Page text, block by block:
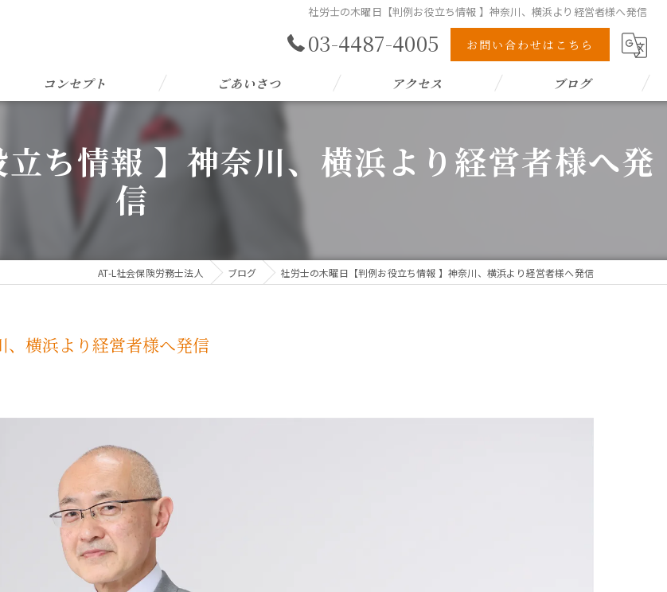
社労士の木曜日【判例お役立ち情報 】神奈川、横浜より経営者様へ発信
03-4487-4005 お問い合わせはこちら
コンセプト ごあいさつ アクセス ブログ
ち情報 】神奈川、横浜より経営者様へ発
信
AT-L社会保険労務士法人 ブログ 社労士の木曜日【判例お役立ち情報 】神奈川、横浜より経営者様へ発信
、横浜より経営者様へ発信